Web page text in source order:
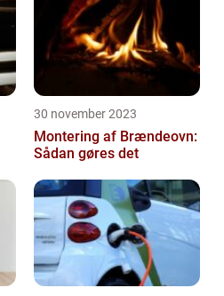
30 november 2023
Montering af Brændeovn:
Sådan gøres det